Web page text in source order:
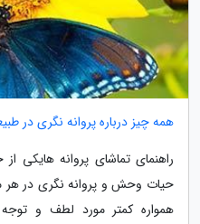
همه چیز درباره پروانه نگری در
راهنمای تماشای پروانه هایکی
حیات وحش و پروانه نگری در هر
همواره کمتر مورد لطف و